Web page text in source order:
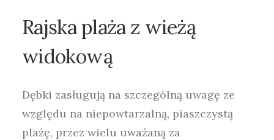
Rajska plaża z wieżą
widokową
Dębki zasługują na szczególną uwagę ze
względu na niepowtarzalną, piaszczystą
plażę, przez wielu uważaną za